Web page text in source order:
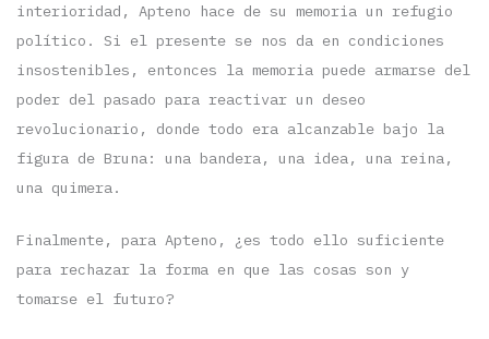
interioridad, Apteno hace de su memoria un refugio
político. Si el presente se nos da en condiciones
insostenibles, entonces la memoria puede armarse del
poder del pasado para reactivar un deseo
revolucionario, donde todo era alcanzable bajo la
figura de Bruna: una bandera, una idea, una reina,
una quimera.
Finalmente, para Apteno, ¿es todo ello suficiente
para rechazar la forma en que las cosas son y
tomarse el futuro?